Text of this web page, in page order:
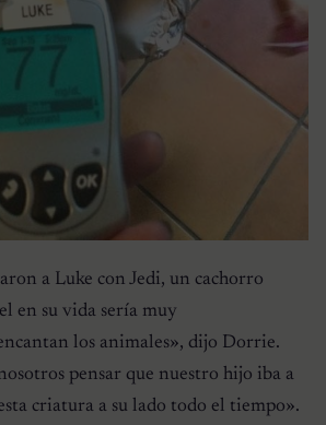
a Luke con Jedi, un cachorro
en su vida sería muy
los animales», dijo Dorrie.
pensar que nuestro hijo iba a
criatura a su lado todo el tiempo».